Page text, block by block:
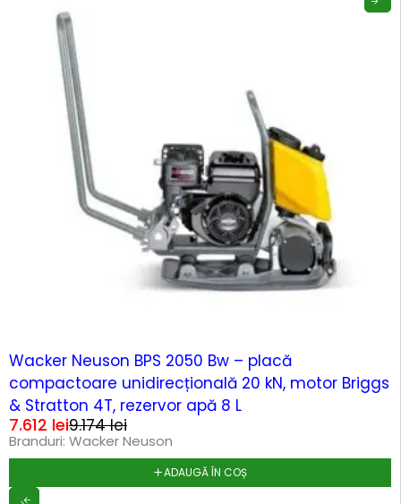
Wacker Neuson BPS 2050 Bw – placă
compactoare unidirecțională 20 kN, motor Briggs
& Stratton 4T, rezervor apă 8 L
9.174lei
7.612 lei
Branduri: Wacker Neuson
ADAUGĂ ÎN COȘ